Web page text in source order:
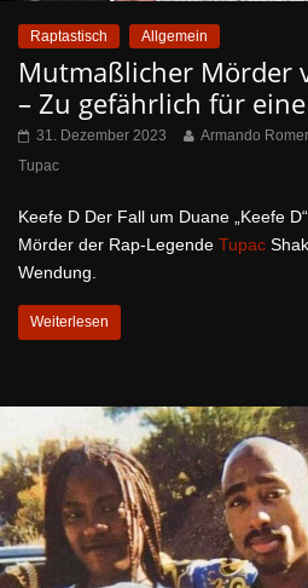
Raptastisch Allgemein
Mutmaßlicher Mörder
– Zu gefährlich für
31. Dezember 2023 Armando
Tupac
Keefe D Der Fall um Duane „Keefe
Mörder der Rap-Legende Tupac
Wendung.
Weiterlesen